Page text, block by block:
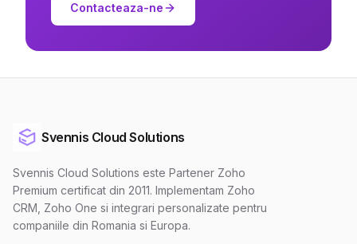
Contacteaza-ne
Svennis Cloud Solutions
Svennis Cloud Solutions este Partener Zoho
Premium certificat din 2011. Implementam Zoho
CRM, Zoho One si integrari personalizate pentru
companiile din Romania si Europa.